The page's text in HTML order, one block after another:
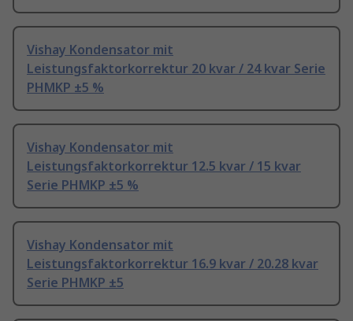
Vishay Kondensator mit
Leistungsfaktorkorrektur 20 kvar / 24 kvar Serie
PHMKP ±5 %
Vishay Kondensator mit
Leistungsfaktorkorrektur 12.5 kvar / 15 kvar
Serie PHMKP ±5 %
Vishay Kondensator mit
Leistungsfaktorkorrektur 16.9 kvar / 20.28 kvar
Serie PHMKP ±5